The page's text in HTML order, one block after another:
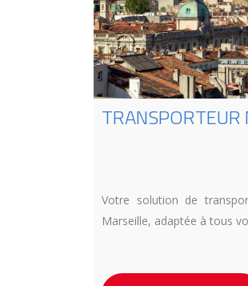
TRANSPORTEUR
Votre solution de
Marseille, adaptée à tous